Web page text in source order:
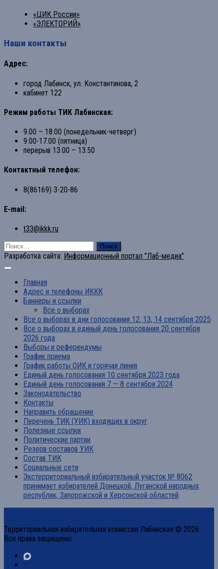
«ЦИК России»
«ЭЛЕКТОРИЙ»
Наши контакты
Адрес:
город Лабинск, ул. Константинова, 2
кабинет 122
Режим работы ТИК Лабинская:
9.00 – 18.00 (понедельник-четверг)
9.00-17.00 (пятница)
перерыв 13.00 – 13.50
Контактный телефон:
8(86169) 3-20-86
E-mail:
t33@ikkk.ru
Найти:
Разработка сайта: Информационный портал "Лаб-медиа"
Главная
Адрес и телефоны ИККК
Баннеры и ссылки
Все о выборах
Все о выборах в дни голосования 12, 13, 14 сентября 2025
Все о выборах в единый день голосования 20 сентября
2026 года
Выборы и референдумы
График приема
График работы ОИК и горячая линия
Единый день голосования 10 сентября 2023 года
Единый день голосования 7 — 8 сентября 2024
Законодательство
Контакты
Направить обращение
Перечень ТИК (УИК) входящих в округ
Полезные ссылки
Политические партии
Резерв составов УИК
Состав ТИК
Социальные сети
Экстерриториальный избирательный участок № 8062
принимает избирателей Донецкой, Луганской народных
республик, Запорожской и Херсонской областей
Территориальная избирательная комиссия Лабинская © 2026.
Все права защищены.